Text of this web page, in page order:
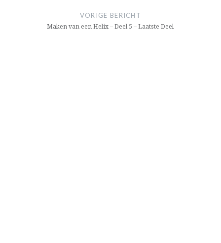
VORIGE BERICHT
Maken van een Helix – Deel 5 – Laatste Deel